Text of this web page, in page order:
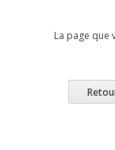
La page que